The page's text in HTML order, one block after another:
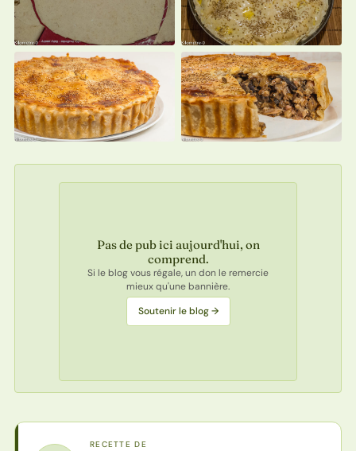
Pas de pub ici aujourd'hui, on
comprend.
Si le blog vous régale, un don le remercie
mieux qu'une bannière.
Soutenir le blog →
RECETTE DE